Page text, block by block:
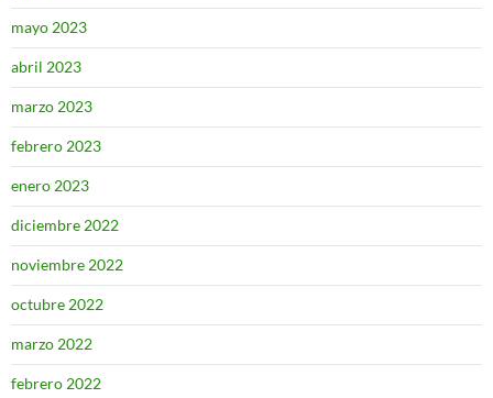
mayo 2023
abril 2023
marzo 2023
febrero 2023
enero 2023
diciembre 2022
noviembre 2022
octubre 2022
marzo 2022
febrero 2022